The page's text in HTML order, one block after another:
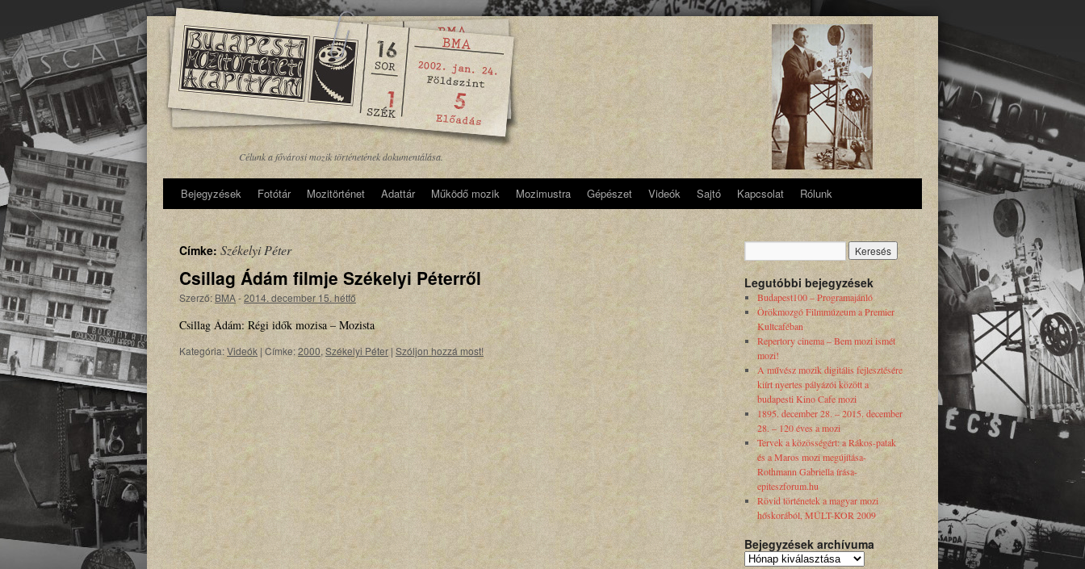
Célunk a fővárosi mozik történetének dokumentálása.
Bejegyzések Fotótár Mozitörténet Adattár Működő mozik Mozimustra Gépészet Videók Sajtó Kapcsolat Rólunk
Címke:Székelyi Péter
Csillag Ádám filmje Székelyi Péterről
Szerző:BMA-2014. december 15. hétfő
Csillag Ádám: Régi idők mozisa – Mozista
Kategória:Videók | Címke:2000,Székelyi Péter | Szóljon hozzá most!
Legutóbbi bejegyzések
Budapest100 – Programajánló
Örökmozgó Filmmúzeum a Premier
Kultcaféban
Repertory cinema – Bem mozi ismét
mozi!
A művész mozik digitális fejlesztésére
kiírt nyertes pályázói között a
budapesti Kino Cafe mozi
1895. december 28. – 2015. december
28. – 120 éves a mozi
Tervek a közösségért: a Rákos-patak
és a Maros mozi megújítása-
Rothmann Gabriella írása-
epiteszforum.hu
Rövid történetek a magyar mozi
hőskorából, MÚLT-KOR 2009
Bejegyzések archívuma